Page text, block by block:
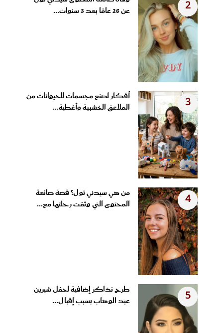
2
عن 26 عامًا بعد 3 سنوات...
3
أفكار لصنع مجسمات للحيوانات من
الملاعق الخشبية وأغطية...
4
من هي سيدني تول؟ قصة صانعة
المحتوى التي وثقت رحلتها مع...
5
طرح تذاكر إضافية لحفل شيرين
عبد الوهاب بسبب إقبال...